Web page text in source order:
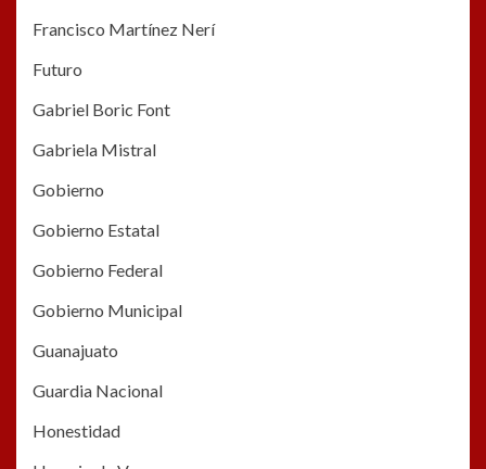
Francisco Martínez Nerí
Futuro
Gabriel Boric Font
Gabriela Mistral
Gobierno
Gobierno Estatal
Gobierno Federal
Gobierno Municipal
Guanajuato
Guardia Nacional
Honestidad